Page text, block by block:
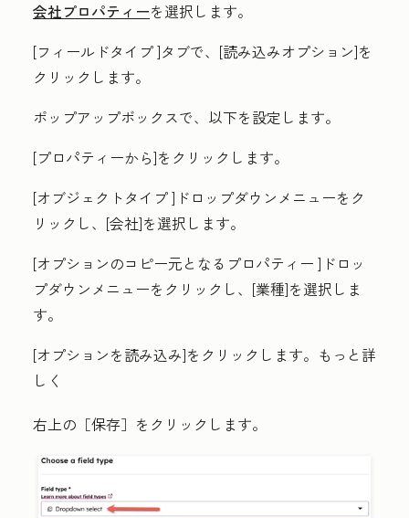
会社プロパティーを選択します。
[フィールドタイプ]タブで、[読み込みオプション]を
クリックします。
ポップアップボックスで、以下を設定します。
[プロパティーから]をクリックします。
[オブジェクトタイプ]ドロップダウンメニューをク
リックし、[会社]を選択します。
[オプションのコピー元となるプロパティー ]ドロッ
プダウンメニューをクリックし、[業種]を選択しま
す。
[オプションを読み込み]をクリックします。もっと詳
しく
右上の［保存］ をクリックします。